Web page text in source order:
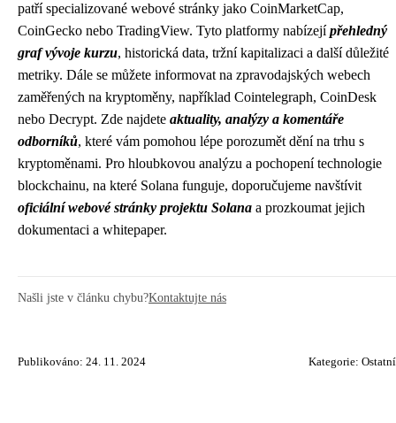
patří specializované webové stránky jako CoinMarketCap,
CoinGecko nebo TradingView. Tyto platformy nabízejípřehledný
graf vývoje kurzu, historická data, tržní kapitalizaci a další důležité
metriky. Dále se můžete informovat na zpravodajských webech
zaměřených na kryptoměny, například Cointelegraph, CoinDesk
nebo Decrypt. Zde najdete aktuality, analýzy a komentáře
odborníků, které vám pomohou lépe porozumět dění na trhu s
kryptoměnami. Pro hloubkovou analýzu a pochopení technologie
blockchainu, na které Solana funguje, doporučujeme navštívit
oficiální webové stránky projektu Solana a prozkoumat jejich
dokumentaci a whitepaper.
Našli jste v článku chybu?Kontaktujte nás
Publikováno: 24. 11. 2024 Kategorie: Ostatní